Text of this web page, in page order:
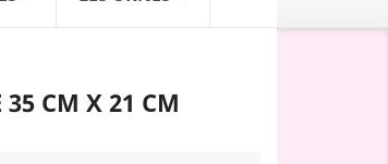
35 CM X 21 CM